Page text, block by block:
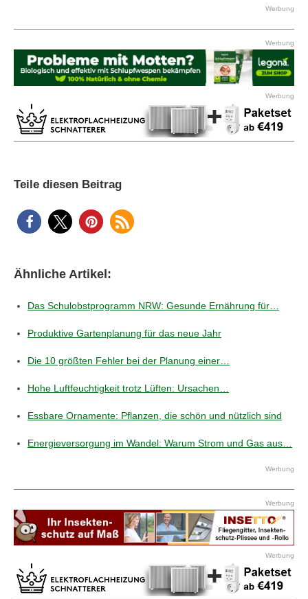
Werbung
Werbung
Werbung
Teile diesen Beitrag
Ähnliche Artikel:
Das Schulobstprogramm NRW: Gesunde Ernährung für…
Produktive Gartenplanung für das neue Jahr
Die 10 größten Fehler bei der Planung einer…
Hohe Luftfeuchtigkeit trotz Lüften: Ursachen…
Essbare Ornamente: Pflanzen, die schön und nützlich sind
Energieversorgung im Wandel: Warum Strom und Gas aus…
Werbung
Werbung
Werbung